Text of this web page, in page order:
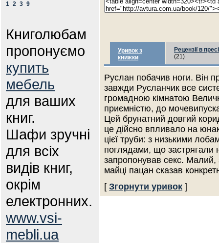
1 2 3 9
Книголюбам
пропонуємо
купить
мебель
для ваших
книг.
Шафи зручні
для всіх
видів книг,
окрім
електронних.
www.vsi-
mebli.ua
Уривок з
книжки
Рецензії в пресі
(21)
Руслан побачив ноги. Він
завжди Русланчик все
громадною кімнатою
приємністю, до
Цей брунатний довгий
це дійсно впливало на
цієї труби: з низькими
поглядами, що застрягали
запропонував секс. Малий,
майці пацан сказав
[ Згорнути уривок ]